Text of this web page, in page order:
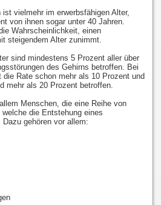
vielmehr im erwerbsfähigen Alter,
von ihnen sogar unter 40 Jahren.
Wahrscheinlichkeit, einen
steigendem Alter zunimmt.
sind mindestens 5 Prozent aller über
des Gehirns betroffen. Bei
die Rate schon mehr als 10 Prozent und
mehr als 20 Prozent betroffen.
Menschen, die eine Reihe von
die Entstehung eines
gehören vor allem: